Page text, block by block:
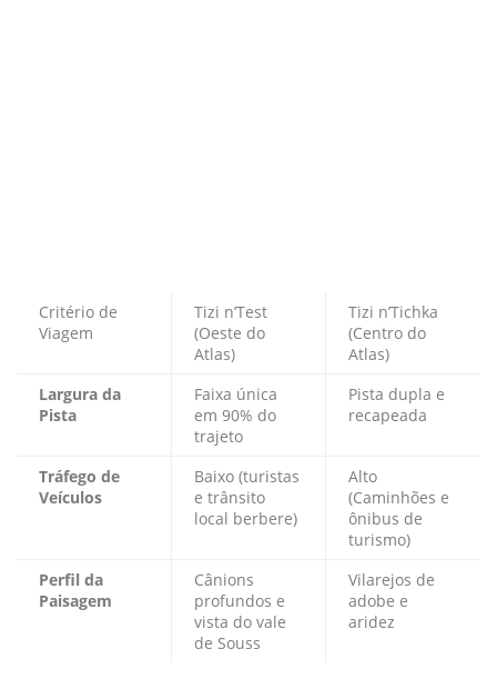
Critério de
Viagem
Tizi n’Test
(Oeste do
Atlas)
Tizi n’Tichka
(Centro do
Atlas)
Largura da
Pista
Faixa única
em 90% do
trajeto
Pista dupla e
recapeada
Tráfego de
Veículos
Baixo (turistas
e trânsito
local berbere)
Alto
(Caminhões e
ônibus de
turismo)
Perfil da
Paisagem
Cânions
profundos e
vista do vale
de Souss
Vilarejos de
adobe e
aridez